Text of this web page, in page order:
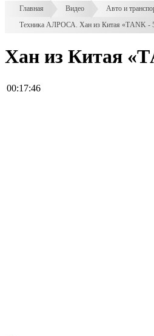
Главная Видео
Авто и
Техника АЛРОСА. Хан из Китая «ТANK -
Хан из Китая
00:17:46